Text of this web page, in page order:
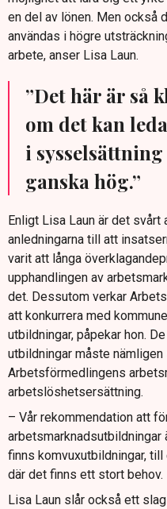
en del av lönen. Men också
användas i högre
arbete, anser Lisa Laun.
”Det här är så
om det kan
i
ganska hög.”
Enligt Lisa Laun är det svårt
anledningarna till att
varit att långa
upphandlingen av
det. Dessutom verkar
att konkurrera med
utbildningar, påpekar hon.
utbildningar måste
Arbetsförmedlingens
arbetslöshetsersättning.
– Vår rekommendation att
arbetsmarknadsutbildningar
finns komvuxutbildningar,
där det finns ett stort behov.
Lisa Laun slår också ett